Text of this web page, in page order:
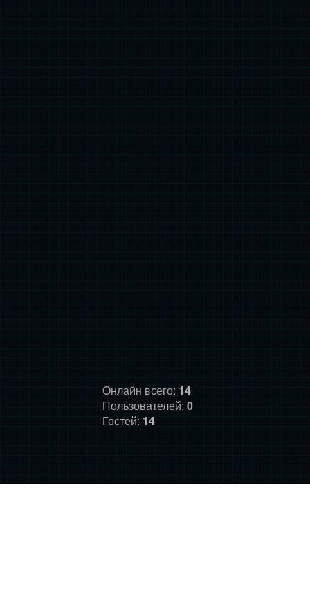
Онлайн всего: 14
Пользователей: 0
Гостей: 14